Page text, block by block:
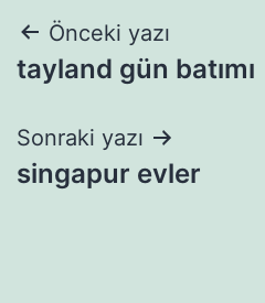
Yazı
gezinmesi
Önceki yazı
tayland gün batımı
Sonraki yazı
singapur evler